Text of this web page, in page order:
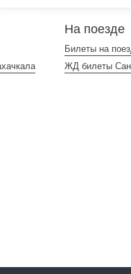
На поезде
Билеты на
ЖД билеты